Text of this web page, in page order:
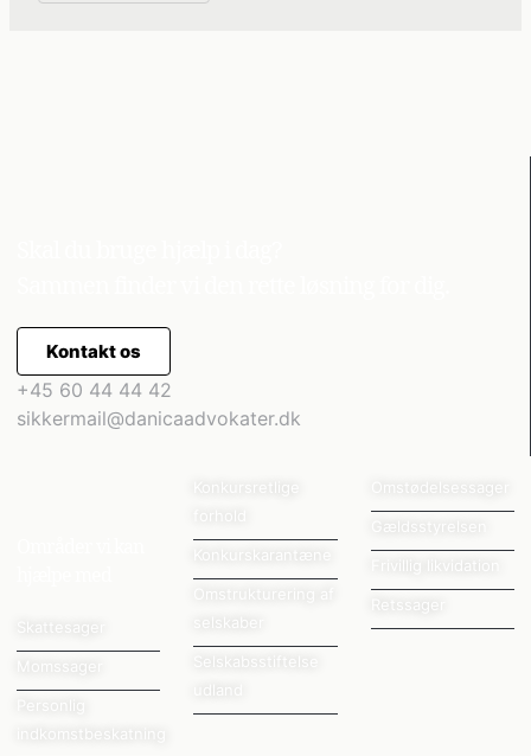
Kontakt os
+45 60 44 44 42
sikkermail@danicaadvokater.dk
Skattesager
Momssager
Konkursretlige
Konkurskarantæne
selskaber
Selskabsstiftelse
udland
Omstødelsessager
Gældsstyrelsen
Retssager